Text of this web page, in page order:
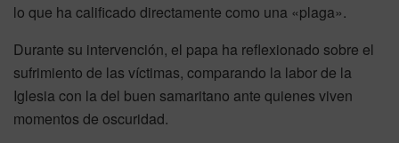
lo que ha calificado directamente como una «plaga».
Durante su intervención, el papa ha reflexionado sobre el
sufrimiento de las víctimas, comparando la labor de la
Iglesia con la del buen samaritano ante quienes viven
momentos de oscuridad.